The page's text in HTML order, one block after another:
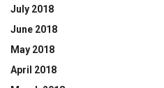
July 2018
June 2018
May 2018
April 2018